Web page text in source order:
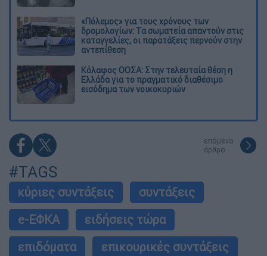
«Πόλεμος» για τους χρόνους των
δρομολογίων: Τα σωματεία απαντούν στις
καταγγελίες, οι παρατάξεις περνούν στην
αντεπίθεση
Κόλαφος ΟΟΣΑ: Στην τελευταία θέση η
Ελλάδα για το πραγματικό διαθέσιμο
εισόδημα των νοικοκυριών
επόμενο
άρθρο
#TAGS
κύριες συντάξεις
συντάξεις
e-ΕΦΚΑ
ειδήσεις τώρα
επιδόματα
επικουρικές συντάξεις